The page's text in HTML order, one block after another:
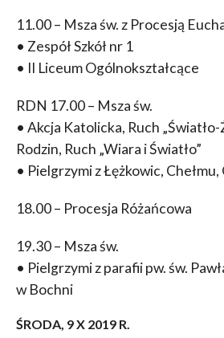
11.00 – Msza św. z Procesją
• Zespół Szkół nr 1
• II Liceum Ogólnokształcące
RDN 17.00 – Msza św.
• Akcja Katolicka, Ruch „Światło-
Rodzin, Ruch „Wiara i Światło”
• Pielgrzymi z Łężkowic,
18.00 – Procesja Różańcowa
19.30 – Msza św.
• Pielgrzymi z parafii pw. św.
w Bochni
ŚRODA, 9 X 2019 R.